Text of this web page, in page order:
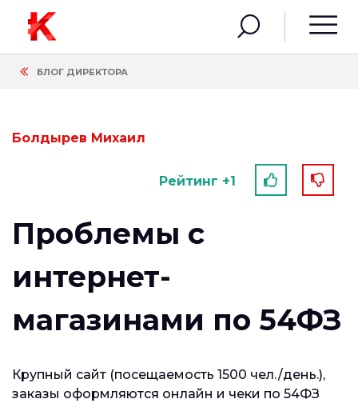
БЛОГ ДИРЕКТОРА
Болдырев Михаил
Рейтинг +1
Проблемы с
интернет-
магазинами по 54ФЗ
Крупный сайт (посещаемость 1500 чел./день.),
заказы оформляются онлайн и чеки по 54ФЗ